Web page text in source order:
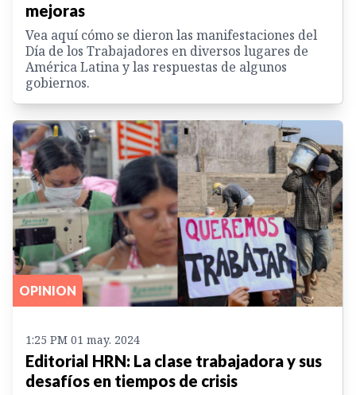
mejoras
Vea aquí cómo se dieron las manifestaciones del
Día de los Trabajadores en diversos lugares de
América Latina y las respuestas de algunos
gobiernos.
OPINION
1:25 PM 01 may. 2024
Editorial HRN: La clase trabajadora y sus
desafíos en tiempos de crisis